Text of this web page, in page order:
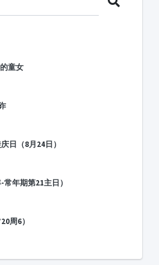
童女
日（8月24日）
年期第21主日）
周6）